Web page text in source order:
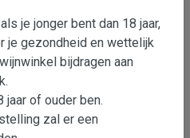
Proefpakket
je jonger bent dan 18 jaar,
je gezondheid en wettelijk
bijdragen aan
of ouder ben.
zal er een